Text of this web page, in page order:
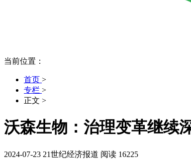
当前位置：
首页 >
专栏 >
正文 >
沃森生物：治理变革继续
2024-07-23 21世纪经济报道 阅读 16225